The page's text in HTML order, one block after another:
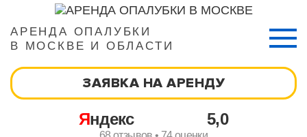
АРЕНДА ОПАЛУБКИ
В МОСКВЕ И ОБЛАСТИ
ЗАЯВКА НА АРЕНДУ
Яндекс 5,0